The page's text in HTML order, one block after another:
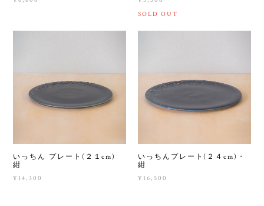
SOLD OUT
いっちん プレート(２１cm)
紺
¥14,300
いっちんプレート(２４cm)・
紺
¥16,500